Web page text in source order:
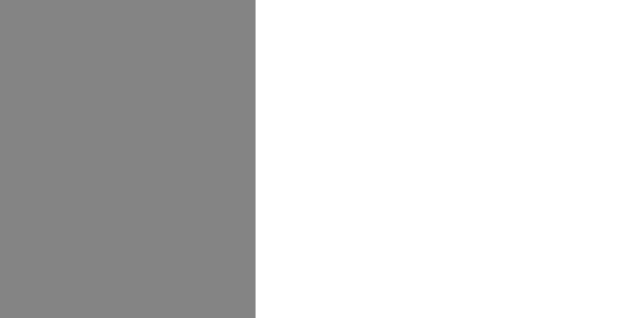
1-4 Runden als Co-Pilot